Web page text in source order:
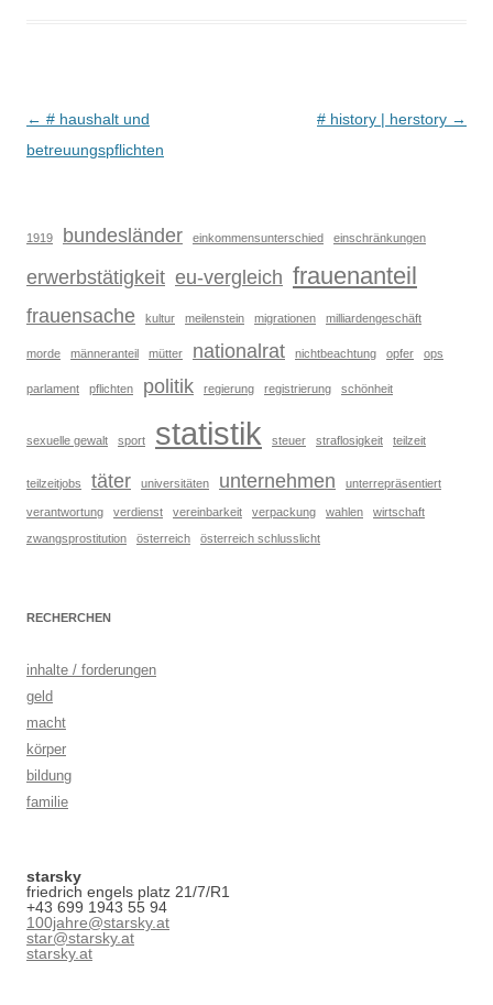
Beitragsnavigation
← # haushalt und
betreuungspflichten
# history | herstory →
1919 bundesländer einkommensunterschied einschränkungen
erwerbstätigkeit eu-vergleich frauenanteil
frauensache kultur meilenstein migrationen milliardengeschäft
morde männeranteil mütter nationalrat nichtbeachtung opfer ops
parlament pflichten politik regierung registrierung schönheit
sexuelle gewalt sport statistik steuer straflosigkeit teilzeit
teilzeitjobs täter universitäten unternehmen unterrepräsentiert
verantwortung verdienst vereinbarkeit verpackung wahlen
wirtschaft
zwangsprostitution
österreich österreich schlusslicht
RECHERCHEN
inhalte / forderungen
geld
macht
körper
bildung
familie
starsky
friedrich engels platz 21/7/R1
+43 699 1943 55 94
100jahre@starsky.at
star@starsky.at
starsky.at